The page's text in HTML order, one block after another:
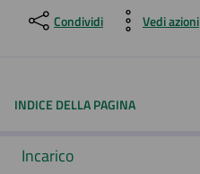
Condividi Vedi azioni
INDICE DELLA PAGINA
Incarico